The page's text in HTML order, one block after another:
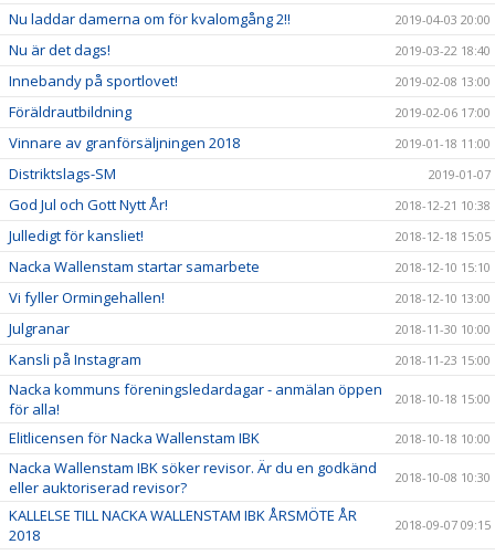
Nu laddar damerna om för kvalomgång 2!! 2019-04-03 20:00
Nu är det dags! 2019-03-22 18:40
Innebandy på sportlovet! 2019-02-08 13:00
Föräldrautbildning 2019-02-06 17:00
Vinnare av granförsäljningen 2018 2019-01-18 11:00
Distriktslags-SM 2019-01-07
God Jul och Gott Nytt År! 2018-12-21 10:38
Julledigt för kansliet! 2018-12-18 15:05
Nacka Wallenstam startar samarbete 2018-12-10 15:10
Vi fyller Ormingehallen! 2018-12-10 13:00
Julgranar 2018-11-30 10:00
Kansli på Instagram 2018-11-23 15:00
Nacka kommuns föreningsledardagar - anmälan öppen
för alla!
2018-10-18 15:00
Elitlicensen för Nacka Wallenstam IBK 2018-10-18 10:00
Nacka Wallenstam IBK söker revisor. Är du en godkänd
eller auktoriserad revisor?
2018-10-08 10:30
KALLELSE TILL NACKA WALLENSTAM IBK ÅRSMÖTE ÅR
2018
2018-09-07 09:15